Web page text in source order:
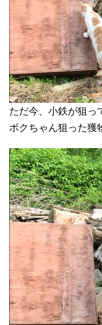
ただ今、小鉄が狙っ
ボクちゃん狙った獲